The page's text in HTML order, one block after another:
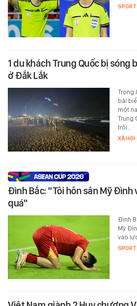
SPORT
1 du khách Trung Quốc bị sóng
ở Đắk Lắk
Trong
bãi
một
Trung
trôi…
XÃ HỘI
Đình Bắc: "Tôi hôn sân Mỹ
quá"
Đình
Mỹ
vào
SPORT